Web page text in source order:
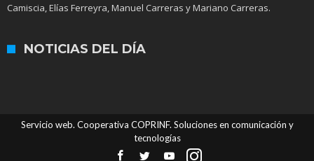
Camiscia, Elías Ferreyra, Manuel Carreras y Mariano Carreras.
NOTICIAS DEL DÍA
Servicio web. Cooperativa COPRINF. Soluciones en comunicación y
tecnologías